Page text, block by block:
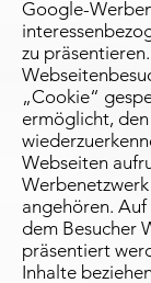
Google-
zu
„Cookie“
ermöglicht,
Webseiten
angehören. Auf
dem Besucher
präsentiert
Inhalte